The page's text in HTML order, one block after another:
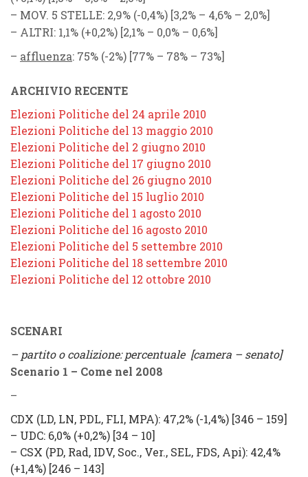
– MOV. 5 STELLE: 2,9% (-0,4%) [3,2% – 4,6% – 2,0%]
– ALTRI: 1,1% (+0,2%) [2,1% – 0,0% – 0,6%]
– affluenza: 75% (-2%) [77% – 78% – 73%]
ARCHIVIO RECENTE
Elezioni Politiche del 24 aprile 2010
Elezioni Politiche del 13 maggio 2010
Elezioni Politiche del 2 giugno 2010
Elezioni Politiche del 17 giugno 2010
Elezioni Politiche del 26 giugno 2010
Elezioni Politiche del 15 luglio 2010
Elezioni Politiche del 1 agosto 2010
Elezioni Politiche del 16 agosto 2010
Elezioni Politiche del 5 settembre 2010
Elezioni Politiche del 18 settembre 2010
Elezioni Politiche del 12 ottobre 2010
SCENARI
– partito o coalizione: percentuale [camera – senato]
Scenario 1 – Come nel 2008
–
CDX (LD, LN, PDL, FLI, MPA): 47,2% (-1,4%) [346 – 159]
– UDC: 6,0% (+0,2%) [34 – 10]
– CSX (PD, Rad, IDV, Soc., Ver., SEL, FDS, Api): 42,4%
(+1,4%) [246 – 143]